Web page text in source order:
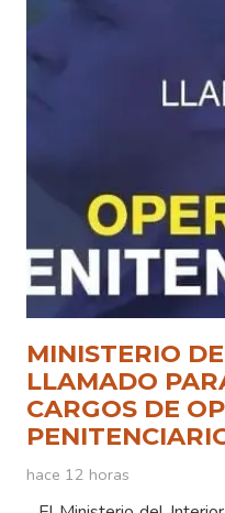
MINISTERIO
LLAMADO
CARGOS DE
hace 12 horas